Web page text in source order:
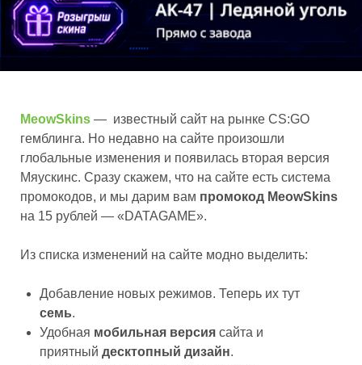
MeowSkins— известный сайт на рынке CS:GO
гемблинга. Но недавно на сайте произошли
глобальные изменения и появилась вторая версия
Мяускинс. Сразу скажем, что на сайте есть система
промокодов, и мы дарим вам промокод MeowSkins
на 15 рублей — «DATAGAME».
Из списка изменений на сайте модно выделить:
Добавление новых режимов. Теперь их тут
семь.
Удобная мобильная версиясайта и
приятный десктопный дизайн.